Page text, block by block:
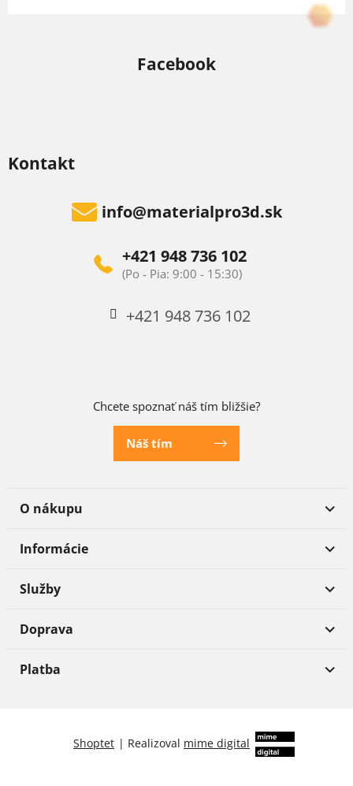
Kontakt
info@materialpro3d.sk
+421 948 736 102
+421 948 736 102
Chcete spoznať náš tím bližšie?
Náš tím
O nákupu
Informácie
Služby
Facebook
Doprava
Platba
Shoptet | Realizoval mime digital